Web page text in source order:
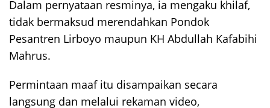
Dalam pernyataan resminya, ia mengaku khilaf,
tidak bermaksud merendahkan Pondok
Pesantren Lirboyo maupun KH Abdullah Kafabihi
Mahrus.
Permintaan maaf itu disampaikan secara
langsung dan melalui rekaman video,